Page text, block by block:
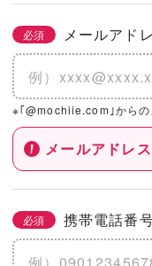
必須 メールアド
※｢@mochiie.com｣からの
メールアドレ
必須 携帯電話番